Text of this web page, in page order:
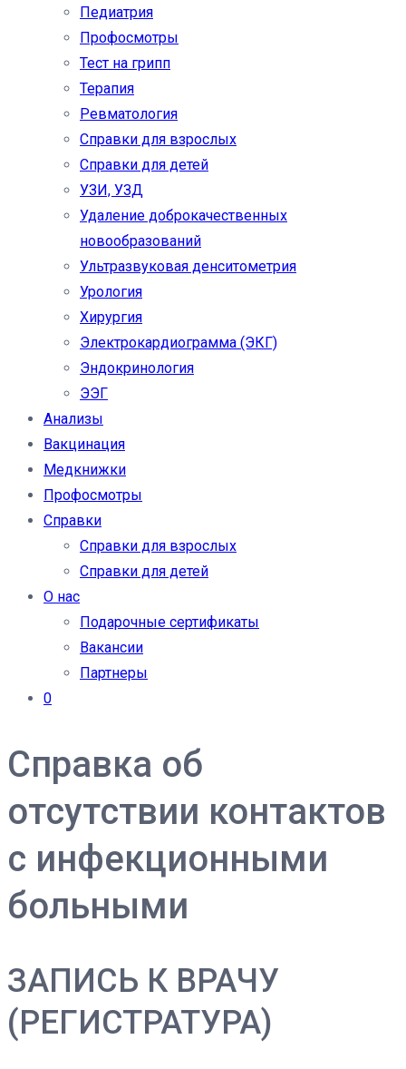
Педиатрия
Профосмотры
Тест на грипп
Терапия
Ревматология
Справки для взрослых
Справки для детей
УЗИ, УЗД
Удаление доброкачественных
новообразований
Ультразвуковая денситометрия
Урология
Хирургия
Электрокардиограмма (ЭКГ)
Эндокринология
ЭЭГ
Анализы
Вакцинация
Медкнижки
Профосмотры
Справки
Справки для взрослых
Справки для детей
О нас
Подарочные сертификаты
Вакансии
Партнеры
0
Справка об
отсутствии контактов
с инфекционными
больными
ЗАПИСЬ К ВРАЧУ
(РЕГИСТРАТУРА)